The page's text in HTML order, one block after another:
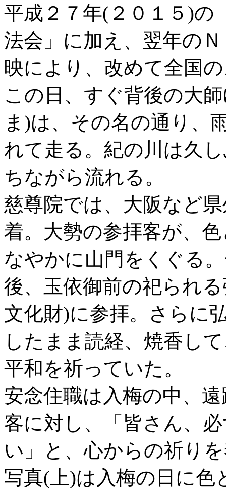
平成２７年(２０１５)の
法会」に加え、翌年の
映により、改めて全国
この日、すぐ背後の大
ま)は、その名の通り、
れて走る。紀の川は久
ちながら流れる。
慈尊院では、大阪など
着。大勢の参拝客が、
なやかに山門をくぐる
後、玉依御前の祀られ
文化財)に参拝。さらに
したまま読経、焼香し
平和を祈っていた。
安念住職は入梅の中、
客に対し、「皆さん、
い」と、心からの祈り
写真(上)は入梅の日に色